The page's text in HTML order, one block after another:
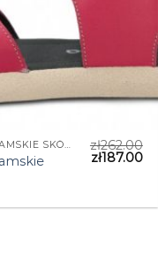
SANDAŁY DAMSKIE SKÓRZANE zł262.00
zł187.00